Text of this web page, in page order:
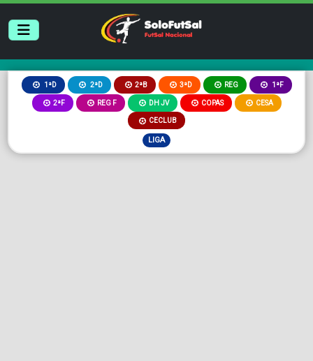
1ªD 2ªD 2ªB 3ªD REG 1ªF
2ªF REG F DH JV COPAS CESA
CECLUB
LIGA